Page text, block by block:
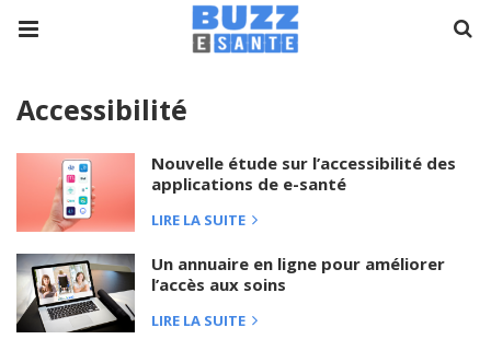
Accessibilité
Nouvelle étude sur l’accessibilité des
applications de e-santé
LIRE LA SUITE
Un annuaire en ligne pour améliorer
l’accès aux soins
LIRE LA SUITE